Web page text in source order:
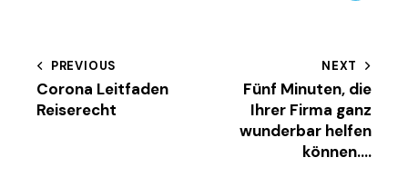
Beitragsnavigation
PREVIOUS
Corona Leitfaden
Reiserecht
NEXT
Fünf Minuten, die
Ihrer Firma ganz
wunderbar helfen
können….